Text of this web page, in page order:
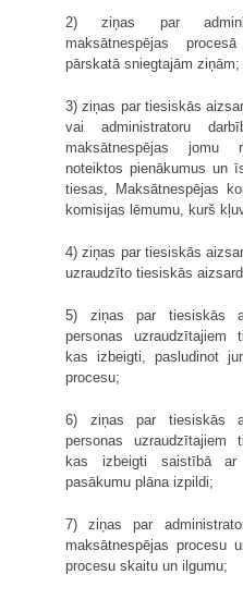
2) ziņas par
maksātnespējas
pārskatā sniegtajām ziņām;
3) ziņas par tiesiskās
vai administratoru
maksātnespējas jomu
noteiktos pienākumus un
tiesas, Maksātnespējas
komisijas lēmumu, kurš
4) ziņas par tiesiskās
uzraudzīto tiesiskās
5) ziņas par tiesiskās
personas uzraudzītajiem
kas izbeigti, pasludinot
procesu;
6) ziņas par tiesiskās
personas uzraudzītajiem
kas izbeigti saistībā ar
pasākumu plāna izpildi;
7) ziņas par
maksātnespējas procesu
procesu skaitu un ilgumu;